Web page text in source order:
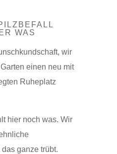
WAS
wir
einen neu mit
Ruheplatz
hier noch was. Wir
ganze trübt.